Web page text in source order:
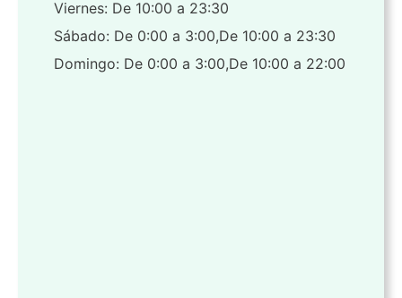
Viernes: De 10:00 a 23:30
Sábado: De 0:00 a 3:00,De 10:00 a 23:30
Domingo: De 0:00 a 3:00,De 10:00 a 22:00